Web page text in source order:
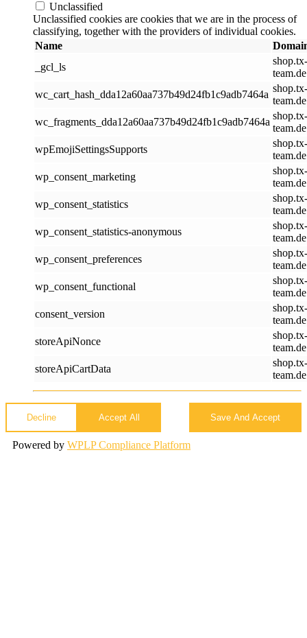
Unclassified
Unclassified cookies are cookies that we are in the process of
classifying, together with the providers of individual cookies.
Name
_gcl_ls
shop.tx-
team.de
wc_cart_hash_dda12a60aa737b49d24fb1c9adb7464a
shop.tx-
team.de
wc_fragments_dda12a60aa737b49d24fb1c9adb7464a
shop.tx-
team.de
wpEmojiSettingsSupports
shop.tx-
team.de
wp_consent_marketing
shop.tx-
team.de
wp_consent_statistics
shop.tx-
team.de
wp_consent_statistics-anonymous
shop.tx-
team.de
wp_consent_preferences
shop.tx-
team.de
wp_consent_functional
shop.tx-
team.de
consent_version
shop.tx-
team.de
storeApiNonce
shop.tx-
team.de
storeApiCartData
shop.tx-
team.de
Decline Accept All Save And Accept
Powered by WPLP Compliance Platform